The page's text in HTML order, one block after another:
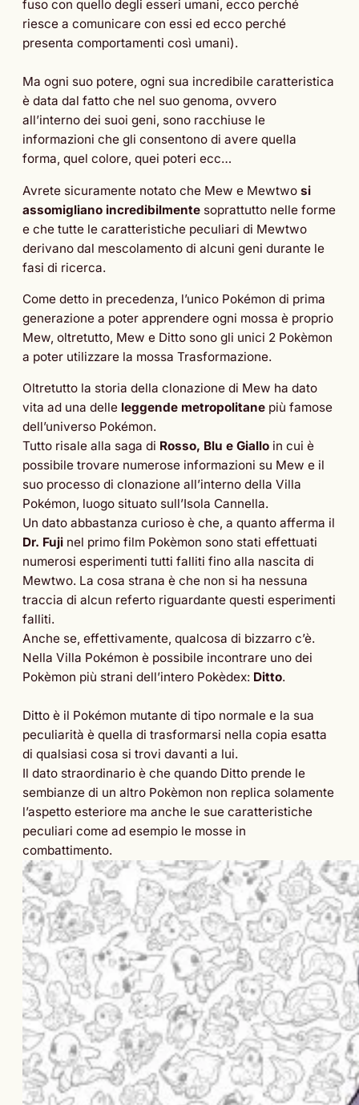
fuso con quello degli esseri umani, ecco perché
riesce a comunicare con essi ed ecco perché
presenta comportamenti così umani).
Ma ogni suo potere, ogni sua incredibile caratteristica
è data dal fatto che nel suo genoma, ovvero
all’interno dei suoi geni, sono racchiuse le
informazioni che gli consentono di avere quella
forma, quel colore, quei poteri ecc…
Avrete sicuramente notato che Mew e Mewtwo si
assomigliano incredibilmente soprattutto nelle forme
e che tutte le caratteristiche peculiari di Mewtwo
derivano dal mescolamento di alcuni geni durante le
fasi di ricerca.
Come detto in precedenza, l’unico Pokémon di prima
generazione a poter apprendere ogni mossa è proprio
Mew, oltretutto, Mew e Ditto sono gli unici 2 Pokèmon
a poter utilizzare la mossa Trasformazione.
Oltretutto la storia della clonazione di Mew ha dato
vita ad una delle leggende metropolitane più famose
dell’universo Pokémon.
Tutto risale alla saga di Rosso, Blu e Giallo in cui è
possibile trovare numerose informazioni su Mew e il
suo processo di clonazione all’interno della Villa
Pokémon, luogo situato sull’Isola Cannella.
Un dato abbastanza curioso è che, a quanto afferma il
Dr. Fuji nel primo film Pokèmon sono stati effettuati
numerosi esperimenti tutti falliti fino alla nascita di
Mewtwo. La cosa strana è che non si ha nessuna
traccia di alcun referto riguardante questi esperimenti
falliti.
Anche se, effettivamente, qualcosa di bizzarro c’è.
Nella Villa Pokémon è possibile incontrare uno dei
Pokèmon più strani dell’intero Pokèdex: Ditto.
Ditto è il Pokémon mutante di tipo normale e la sua
peculiarità è quella di trasformarsi nella copia esatta
di qualsiasi cosa si trovi davanti a lui.
Il dato straordinario è che quando Ditto prende le
sembianze di un altro Pokèmon non replica solamente
l’aspetto esteriore ma anche le sue caratteristiche
peculiari come ad esempio le mosse in
combattimento.